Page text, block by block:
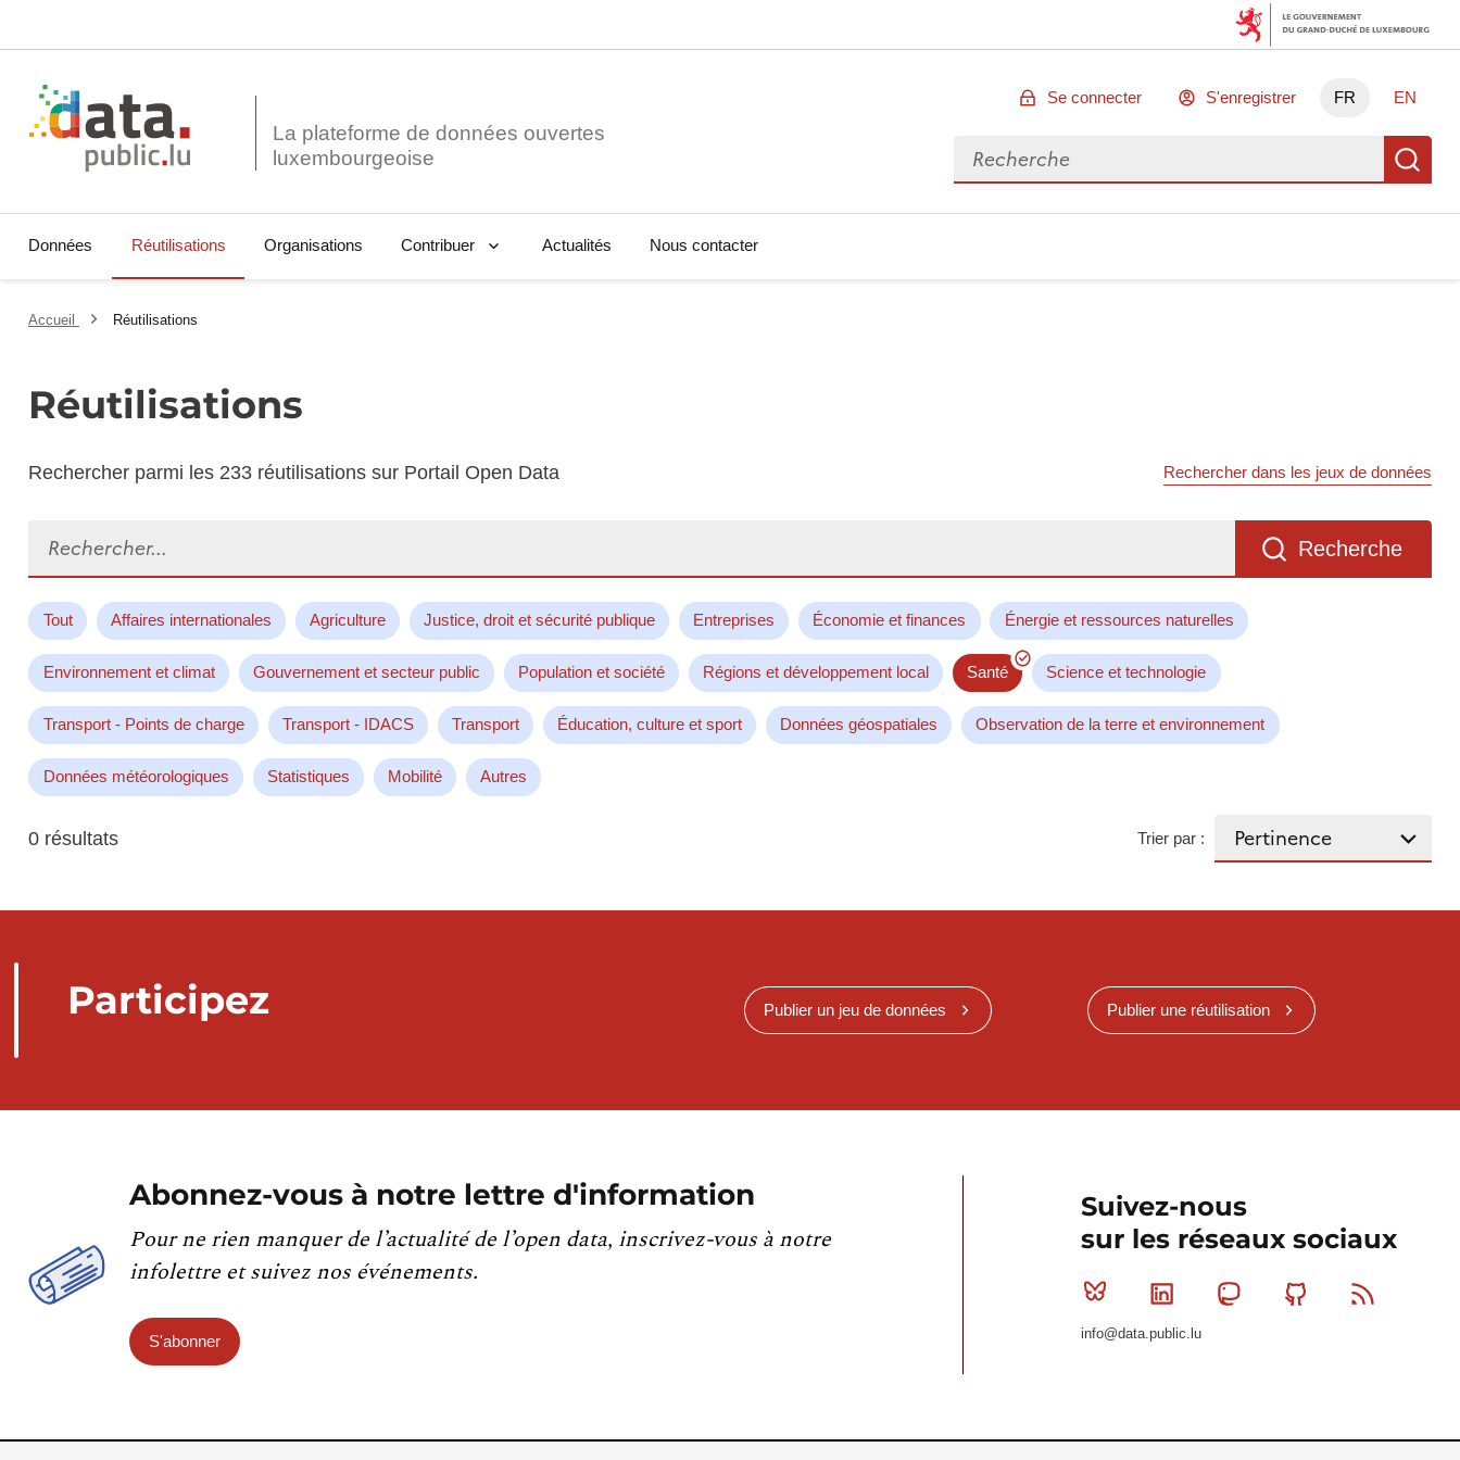
La plateforme de données ouvertes
Se connecter S'enregistrer FR EN
Rechercher des données
Données Réutilisations Organisations Contribuer Actualités Nous contacter
Accueil Réutilisations
Réutilisations
Rechercher parmi les 233 réutilisations sur Portail Open Data Rechercher dans les jeux de données
Recherche
Tout Affaires internationales Agriculture Justice, droit et sécurité publique Entreprises Économie et finances Énergie et ressources naturelles
Environnement et climat Gouvernement et secteur public Population et société Régions et développement local Santé Science et technologie
Transport - Points de charge Transport - IDACS Transport Éducation, culture et sport Données géospatiales Observation de la terre et environnement
Données météorologiques Statistiques Mobilité Autres
0 résultats Trier par :
Participez Publier un jeu de données Publier une réutilisation
Abonnez-vous à notre lettre d'information
Pour ne rien manquer de l’actualité de l’open data, inscrivez-vous à notre
infolettre et suivez nos événements.
S'abonner
Suivez-nous
sur les réseaux sociaux
Bluesky Linkedin MastodonGithub
info@data.public.lu